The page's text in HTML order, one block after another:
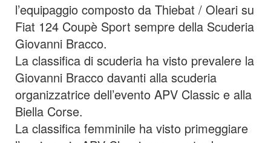
l’equipaggio composto da Thiebat / Oleari su
Fiat 124 Coupè Sport sempre della Scuderia
Giovanni Bracco.
La classifica di scuderia ha visto prevalere la
Giovanni Bracco davanti alla scuderia
organizzatrice dell’evento APV Classic e alla
Biella Corse.
La classifica femminile ha visto primeggiare